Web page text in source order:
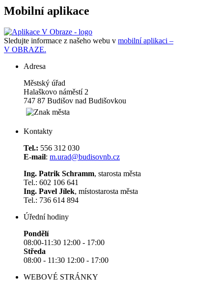
Mobilní aplikace
Sledujte informace z našeho webu v mobilní aplikaci –
V OBRAZE.
Adresa
Městský úřad
Halaškovo náměstí 2
747 87 Budišov nad Budišovkou
Kontakty
Tel.: 556 312 030
E-mail: m.urad@budisovnb.cz
Ing. Patrik Schramm, starosta města
Tel.: 602 106 641
Ing. Pavel Jílek, místostarosta města
Tel.: 736 614 894
Úřední hodiny
Pondělí
08:00-11:30 12:00 - 17:00
Středa
08:00 - 11:30 12:00 - 17:00
WEBOVÉ STRÁNKY